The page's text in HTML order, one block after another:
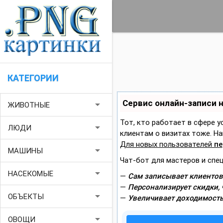
КАТЕГОРИИ
ЖИВОТНЫЕ arrow_drop_down
ЛЮДИ arrow_drop_down
МАШИНЫ arrow_drop_down
НАСЕКОМЫЕ arrow_drop_down
ОБЪЕКТЫ arrow_drop_down
ОВОЩИ arrow_drop_down
Сервис онлайн-записи
Тот, кто работает в сфере
клиентам о визитах тоже.
Для новых пользователей
Чат-бот для мастеров и
— Сам записывает
— Персонализирует
— Увеличивает